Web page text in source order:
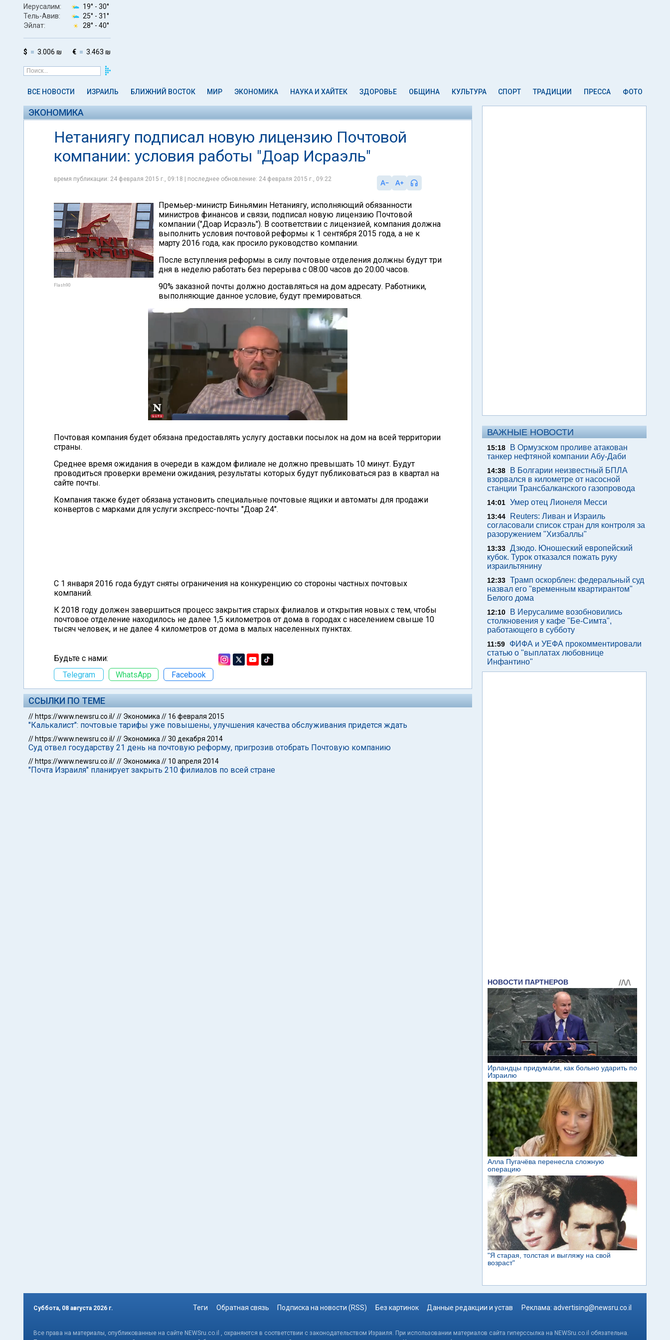
Иерусалим: 19° - 30°
Тель-Авив:
25° - 31°
Эйлат:
28° - 40°
$ 3.006 ₪ € 3.463 ₪
ВСЕ НОВОСТИ ИЗРАИЛЬ БЛИЖНИЙ ВОСТОК МИР ЭКОНОМИКА НАУКА И ХАЙТЕК ЗДОРОВЬЕ ОБЩИНА КУЛЬТУРА СПОРТ ТРАДИЦИИ ПРЕССА ФОТО
ЭКОНОМИКА
Нетаниягу подписал новую лицензию Почтовой
компании: условия работы "Доар Исраэль"
время публикации: 24 февраля 2015 г., 09:18 | последнее обновление: 24 февраля 2015 г., 09:22
Flash90
Премьер-министр Биньямин Нетаниягу, исполняющий обязанности
министров финансов и связи, подписал новую лицензию Почтовой
компании ("Доар Исраэль"). В соответствии с лицензией, компания должна
выполнить условия почтовой реформы к 1 сентября 2015 года, а не к
марту 2016 года, как просило руководство компании.
После вступления реформы в силу почтовые отделения должны будут три
дня в неделю работать без перерыва с 08:00 часов до 20:00 часов.
90% заказной почты должно доставляться на дом адресату. Работники,
выполняющие данное условие, будут премироваться.
Почтовая компания будет обязана предоставлять услугу доставки посылок на дом на всей территории
страны.
Среднее время ожидания в очереди в каждом филиале не должно превышать 10 минут. Будут
проводиться проверки времени ожидания, результаты которых будут публиковаться раз в квартал на
сайте почты.
Компания также будет обязана установить специальные почтовые ящики и автоматы для продажи
конвертов с марками для услуги экспресс-почты "Доар 24".
С 1 января 2016 года будут сняты ограничения на конкуренцию со стороны частных почтовых
компаний.
К 2018 году должен завершиться процесс закрытия старых филиалов и открытия новых с тем, чтобы
почтовое отделение находилось не далее 1,5 километров от дома в городах с населением свыше 10
тысяч человек, и не далее 4 километров от дома в малых населенных пунктах.
Будьте с нами:
Telegram
WhatsApp Facebook
ССЫЛКИ ПО ТЕМЕ
// https://www.newsru.co.il/// Экономика // 16 февраля 2015
"Калькалист": почтовые тарифы уже повышены, улучшения качества обслуживания придется ждать
// https://www.newsru.co.il/// Экономика //30 декабря 2014
Суд отвел государству 21 день на почтовую реформу, пригрозив отобрать Почтовую компанию
// https://www.newsru.co.il/// Экономика // 10 апреля 2014
"Почта Израиля" планирует закрыть 210 филиалов по всей стране
ВАЖНЫЕ НОВОСТИ
15:18
В Ормузском проливе атакован
танкер нефтяной компании Абу-Даби
14:38
В Болгарии неизвестный БПЛА
взорвался в километре от насосной
станции Трансбалканского газопровода
14:01 Умер отец Лионеля Месси
13:44
Reuters: Ливан и Израиль
согласовали список стран для контроля за
разоружением "Хизбаллы"
13:33 Дзюдо. Юношеский европейский
кубок. Турок отказался пожать руку
израильтянину
12:33 Трамп оскорблен: федеральный суд
назвал его "временным квартирантом"
Белого дома
12:10
В Иерусалиме возобновились
столкновения у кафе "Бе-Симта",
работающего в субботу
11:59
ФИФА и УЕФА прокомментировали
статью о "выплатах любовнице
Инфантино"
Суббота, 08 августа 2026 г. Теги Обратная связь Подписка на новости (RSS) Без картинок Данные редакции и устав Реклама: advertising@newsru.co.il
Все права на материалы, опубликованные на сайте NEWSru.co.il , охраняются в соответствии с законодательством Израиля. При использовании материалов сайта гиперссылка на NEWSru.co.il обязательна.